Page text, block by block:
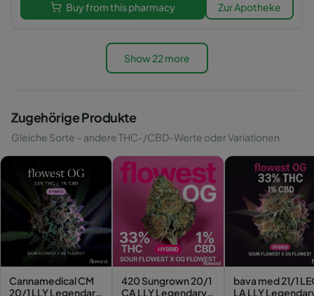
Buy from this pharmacy Zur Apotheke
Show 22 more
Zugehörige Produkte
Gleiche Sorte – andere THC-/CBD-Werte oder Variationen
Cannamedical CM
20/1 LLY Legendary
420 Sungrown 20/1
CA LLY Legendary
bava med 21/1
LA LLY